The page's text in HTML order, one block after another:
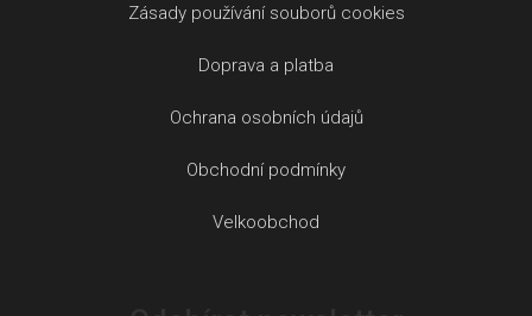
Zásady používání souborů cookies
Doprava a platba
Ochrana osobních údajů
Obchodní podmínky
Velkoobchod